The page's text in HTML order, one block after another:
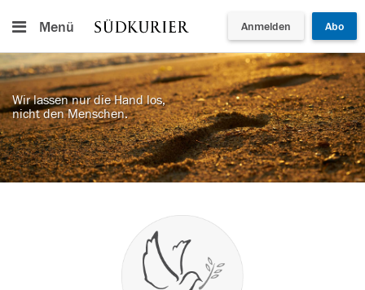
Menü Anmelden Abo
Wir lassen nur die Hand los,
nicht den Menschen.